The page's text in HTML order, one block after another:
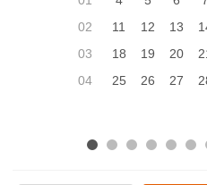
02
11 12 13
03
18 19 20
04
25 26 27